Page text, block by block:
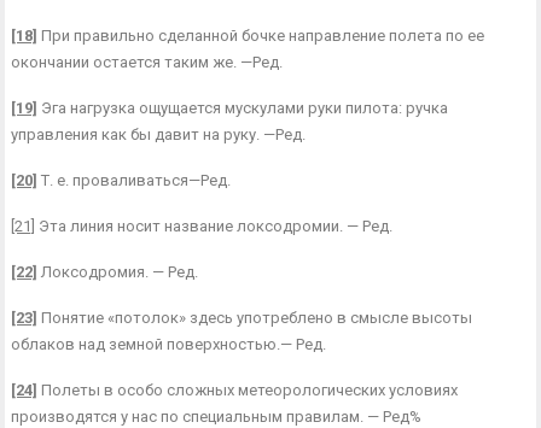
[18] При правильно сделанной бочке направление полета по ее
окончании остается таким же. —Ред.
[19] Эга нагрузка ощущается мускулами руки пилота: ручка
управления как бы давит на руку. —Ред.
[20] Т. е. проваливаться—Ред.
[21] Эта линия носит название локсодромии. — Ред.
[22] Локсодромия. — Ред.
[23] Понятие «потолок» здесь употреблено в смысле высоты
облаков над земной поверх­ностью.— Ред.
[24] Полеты в особо сложных метеорологических условиях
производятся у нас по спе­циальным правилам. — Ред%